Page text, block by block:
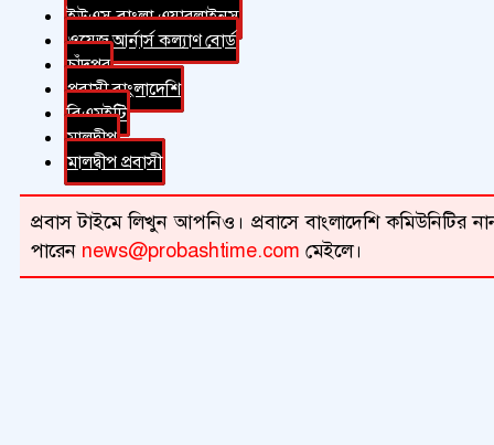
ইউএস-বাংলা এয়ারলাইনস
ওয়েজ আর্নার্স কল্যাণ বোর্ড
চাঁদপুর
প্রবাসী বাংলাদেশি
বিএমইটি
মালদ্বীপ
মালদ্বীপ প্রবাসী
প্রবাস টাইমে লিখুন আপনিও। প্রবাসে বাংলাদেশি কমিউনিটির
পারেন news@probashtime.com মেইলে।